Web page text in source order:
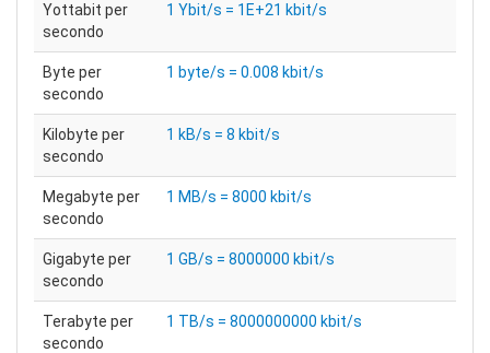
Yottabit per
secondo
1 Ybit/s = 1E+21 kbit/s
Byte per
secondo
1 byte/s = 0.008 kbit/s
Kilobyte per
secondo
1 kB/s = 8 kbit/s
Megabyte per
secondo
1 MB/s = 8000 kbit/s
Gigabyte per
secondo
1 GB/s = 8000000 kbit/s
Terabyte per
secondo
1 TB/s = 8000000000 kbit/s